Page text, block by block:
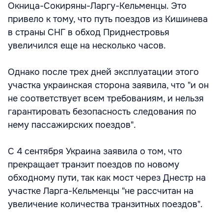
Окница-Сокиряны-Ларгу-Кельменцы. Это
привело к тому, что путь поездов из Кишинева
в страны СНГ в обход Приднестровья
увеличился еще на несколько часов.
Однако после трех дней эксплуатации этого
участка украинская сторона заявила, что "и он
не соответствует всем требованиям, и нельзя
гарантировать безопасность следования по
нему пассажирских поездов".
С 4 сентября Украина заявила о том, что
прекращает транзит поездов по новому
обходному пути, так как мост через Днестр на
участке Ларга-Кельменцы "не рассчитан на
увеличение количества транзитных поездов".